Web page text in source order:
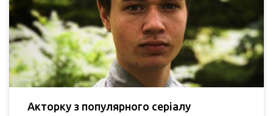
Акторку з популярного серіалу